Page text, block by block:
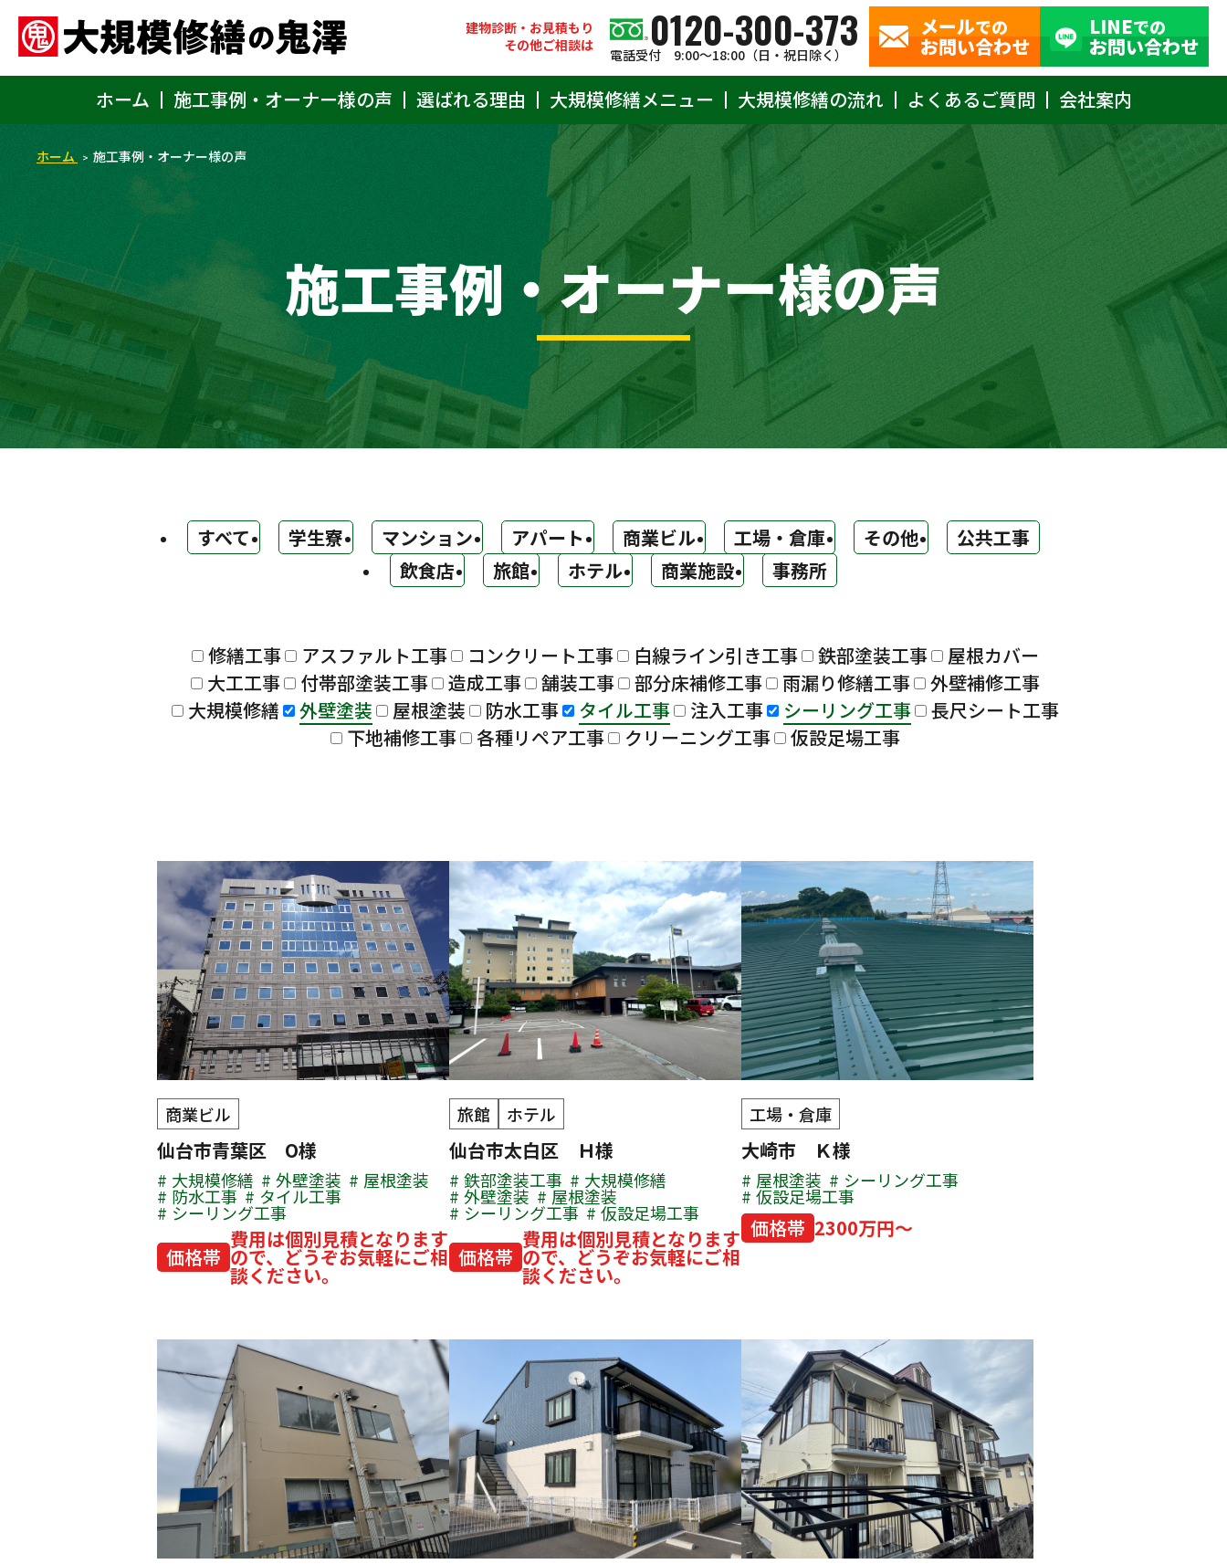
建物診断・お見積もり
その他ご相談は
0120-300-373
電話受付 9:00〜18:00（日・祝日除く）
メールでの
お問い合わせ
LINEでの
お問い合わせ
ホーム
施工事例・オーナー様の声 選ばれる理由 大規模修繕メニュー 大規模修繕の流れ よくあるご質問 会社案内
ホーム 施工事例・オーナー様の声
施工事例・オーナー様の声
すべて 学生寮 マンション アパート 商業ビル 工場・倉庫 その他
公共工事
飲食店
旅館 ホテル 商業施設 事務所
修繕工事 アスファルト工事 コンクリート工事 白線ライン引き工事 鉄部塗装工事
屋根カバー
大工工事
付帯部塗装工事 造成工事 舗装工事 部分床補修工事 雨漏り修繕工事
外壁補修工事
大規模修繕
外壁塗装 屋根塗装 防水工事 タイル工事 注入工事 シーリング工事
長尺シート工事
下地補修工事
各種リペア工事 クリーニング工事 仮設足場工事
商業ビル
仙台市青葉区 O様
大規模修繕 外壁塗装 屋根塗装
防水工事 タイル工事
シーリング工事
価格帯
費用は個別見積となります
ので、どうぞお気軽にご相
談ください。
旅館 ホテル
仙台市太白区 Ｈ様
鉄部塗装工事 大規模修繕
外壁塗装 屋根塗装
シーリング工事 仮設足場工事
価格帯
費用は個別見積となります
ので、どうぞお気軽にご相
談ください。
工場・倉庫
大崎市 Ｋ様
屋根塗装 シーリング工事
仮設足場工事
価格帯 2300万円～